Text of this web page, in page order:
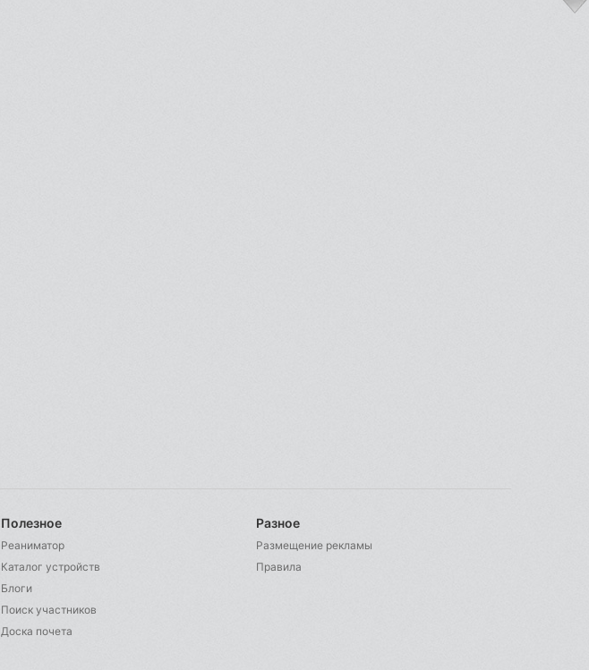
Полезное
Реаниматор
Каталог устройств
Блоги
Поиск участников
Доска почета
Разное
Размещение рекламы
Правила